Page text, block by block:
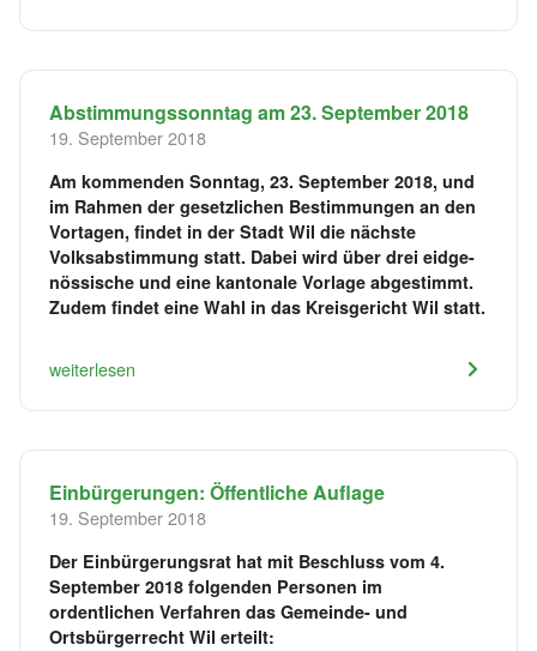
Abstimmungssonntag am 23. September 2018
19. September 2018
Am kommenden Sonntag, 23. September 2018, und
im Rahmen der gesetzlichen Bestimmungen an den
Vortagen, findet in der Stadt Wil die nächste
Volksabstimmung statt. Dabei wird über drei eidge-
nössische und eine kantonale Vorlage abgestimmt.
Zudem findet eine Wahl in das Kreisgericht Wil statt.
weiterlesen
Einbürgerungen: Öffentliche Auflage
19. September 2018
Der Einbürgerungsrat hat mit Beschluss vom 4.
September 2018 folgenden Personen im
ordentlichen Verfahren das Gemeinde- und
Ortsbürgerrecht Wil erteilt: